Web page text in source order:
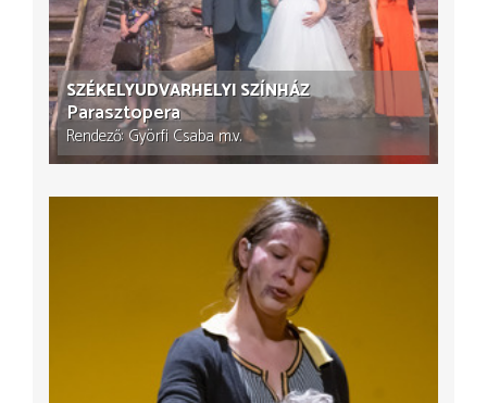
SZÉKELYUDVARHELYI SZÍNHÁZ
Parasztopera
Rendező Györfi Csabam.v.